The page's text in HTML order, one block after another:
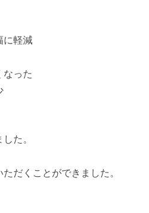
に軽減
なった
た。
だくことができました。